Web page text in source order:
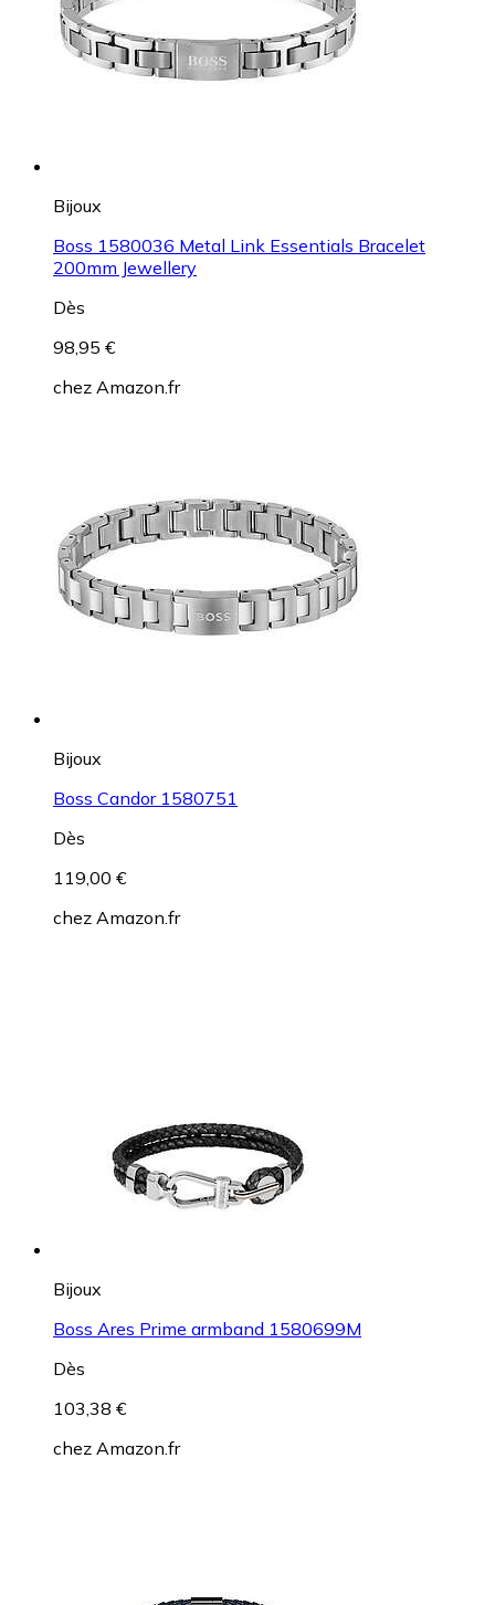
Bijoux
Boss 1580036 Metal Link Essentials Bracelet
200mm Jewellery
Dès
98,95 €
chez Amazon.fr
Bijoux
Boss Candor 1580751
Dès
119,00 €
chez Amazon.fr
Bijoux
Boss Ares Prime armband 1580699M
Dès
103,38 €
chez Amazon.fr